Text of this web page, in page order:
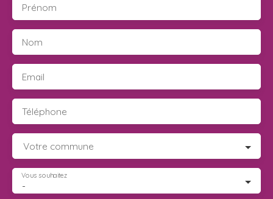
Prénom
Nom
Email
Téléphone
Votre commune
-
Vous souhaitez